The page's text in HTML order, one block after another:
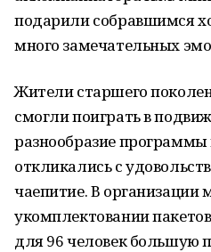
подарили собравшимся
много замечательных
Жители старшего
смогли поиграть в
разнообразие
откликались с
чаепитие. В организации
укомплектовании
для 96 человек большую